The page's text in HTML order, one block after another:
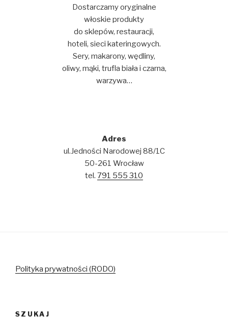
Dostarczamy oryginalne
włoskie produkty
do sklepów, restauracji,
hoteli, sieci kateringowych.
Sery, makarony, wędliny,
oliwy, mąki, trufla biała i czarna,
warzywa…
Adres
ul.Jedności Narodowej 88/1C
50-261 Wrocław
tel. 791 555 310
Polityka prywatności (RODO)
SZUKAJ